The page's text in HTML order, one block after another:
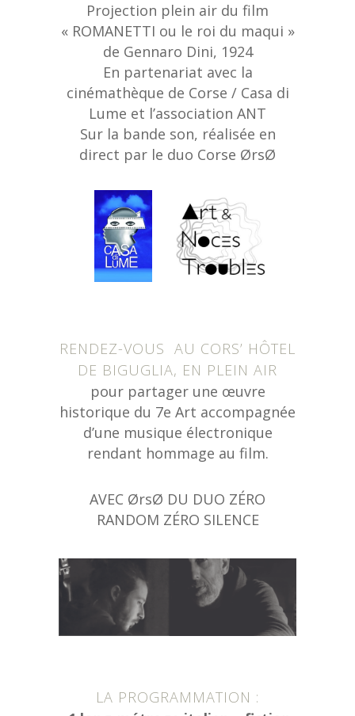
Projection plein air du film
« ROMANETTI ou le roi du maqui »
de Gennaro Dini, 1924
En partenariat avec la
cinémathèque de Corse / Casa di
Lume et l’association ANT
Sur la bande son, réalisée en
direct par le duo Corse ØrsØ
RENDEZ-VOUS AU CORS’ HÔTEL
DE BIGUGLIA, EN PLEIN AIR
pour partager une œuvre
historique du 7e Art accompagnée
d’une musique électronique
rendant hommage au film.
AVEC ØrsØ DU DUO ZÉRO
RANDOM ZÉRO SILENCE
LA PROGRAMMATION :